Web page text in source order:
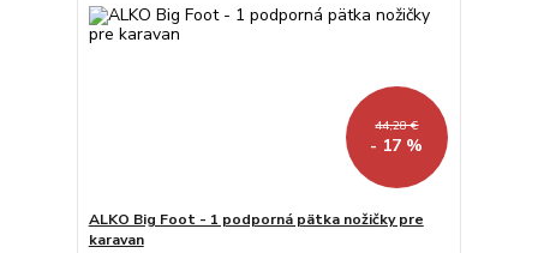
44,28 €
- 17 %
ALKO Big Foot - 1 podporná pätka nožičky pre
karavan